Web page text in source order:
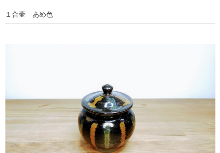
１合壷 あめ色